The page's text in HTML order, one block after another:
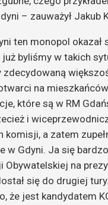
– zauważył Jakub
ten monopol okazał
już byliśmy w takich
na
które są w RM
i
komisji, a zatem
w Gdyni. Ja się
Obywatelskiej na
się do drugiej
że jest kandydatem